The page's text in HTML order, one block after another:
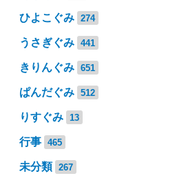
ひよこぐみ 274
うさぎぐみ 441
きりんぐみ 651
ぱんだぐみ 512
りすぐみ 13
行事 465
未分類 267